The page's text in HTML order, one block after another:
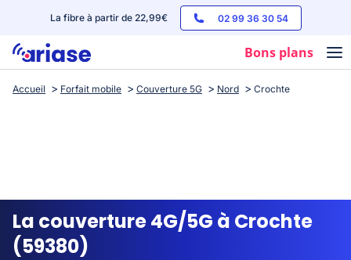
La fibre à partir de 22,99€ 02 99 36 30 54
Bons plans
Box internet
Streaming
Accueil Forfait mobile Couverture 5G Nord Crochte
La couverture 4G/5G à Crochte
(59380)